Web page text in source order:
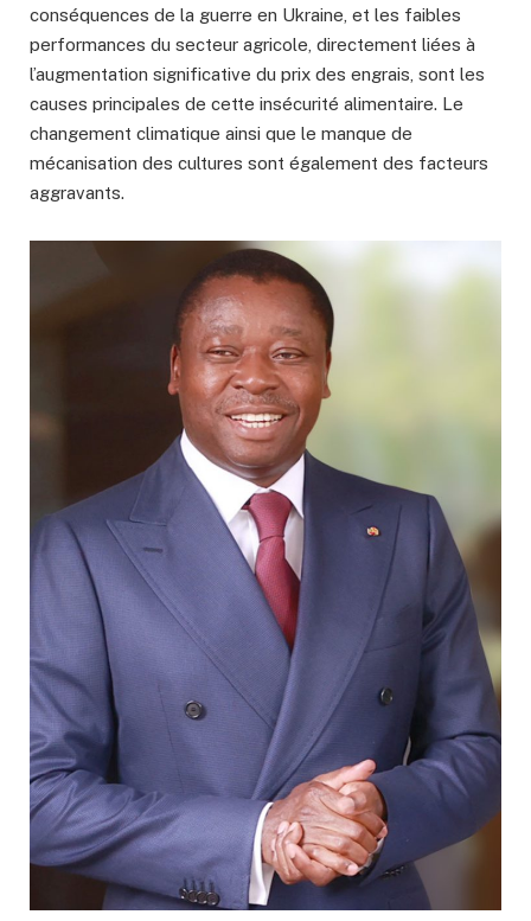
conséquences de la guerre en Ukraine, et les faibles
performances du secteur agricole, directement liées à
l’augmentation significative du prix des engrais, sont les
causes principales de cette insécurité alimentaire. Le
changement climatique ainsi que le manque de
mécanisation des cultures sont également des facteurs
aggravants.